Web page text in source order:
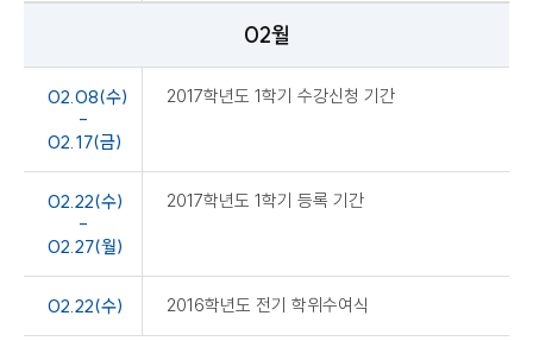
02월
02.08(수)
-
02.17(금)
2017학년도 1학기 수강신청 기간
02.22(수)
-
02.27(월)
2017학년도 1학기 등록 기간
02.22(수) 2016학년도 전기 학위수여식